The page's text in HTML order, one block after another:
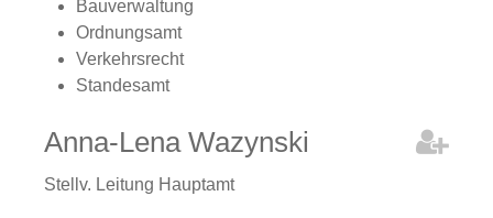
Bauverwaltung
Ordnungsamt
Verkehrsrecht
Standesamt
Anna-Lena Wazynski
Stellv. Leitung Hauptamt